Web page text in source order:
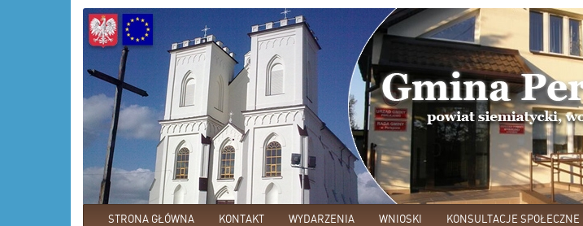
STRONA GŁÓWNA KONTAKT WYDARZENIA WNIOSKI KONSULTACJE SPOŁECZNE